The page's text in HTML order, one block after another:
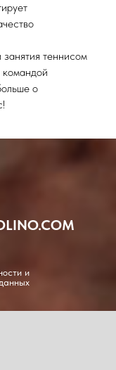
теннисом
о
и